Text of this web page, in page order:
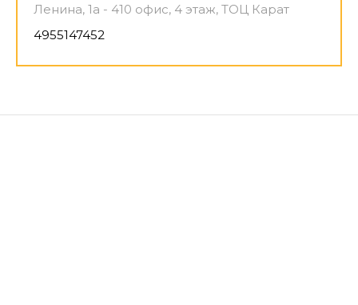
Ленина, 1а - 410 офис, 4 этаж, ТОЦ Карат
4955147452